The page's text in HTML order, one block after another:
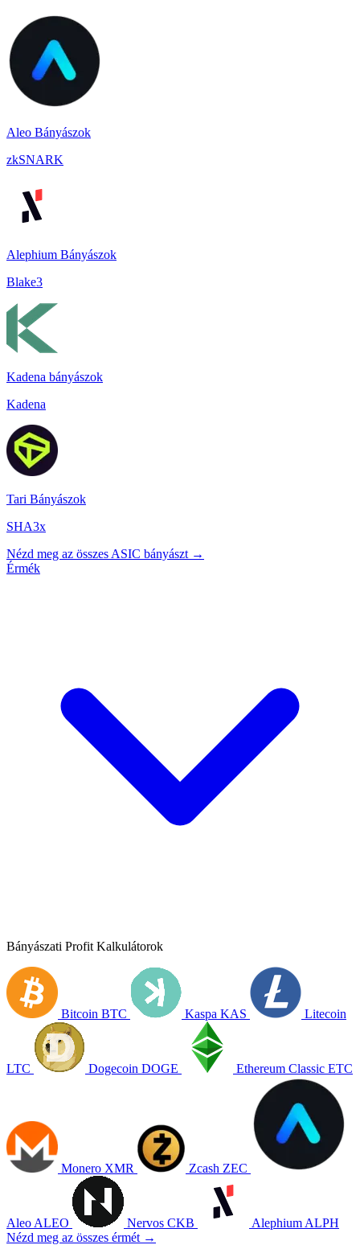
Aleo Bányászok
zkSNARK
Alephium Bányászok
Blake3
Kadena bányászok
Kadena
Tari Bányászok
SHA3x
Nézd meg az összes ASIC bányászt →
Érmék
Bányászati Profit Kalkulátorok
Bitcoin BTC Kaspa KAS Litecoin
LTC Dogecoin DOGE Ethereum Classic ETC
Monero XMR Zcash ZEC
Aleo ALEO Nervos CKB Alephium ALPH
Nézd meg az összes érmét →